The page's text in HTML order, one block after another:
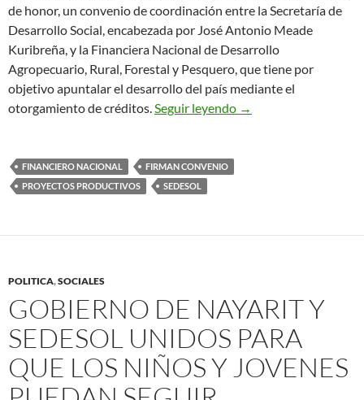
de honor, un convenio de coordinación entre la Secretaría de
Desarrollo Social, encabezada por José Antonio Meade
Kuribreña, y la Financiera Nacional de Desarrollo
Agropecuario, Rural, Forestal y Pesquero, que tiene por
objetivo apuntalar el desarrollo del país mediante el
otorgamiento de créditos.Seguir leyendo Firman Convenio
→
FINANCIERO NACIONAL
FIRMAN CONVENIO
PROYECTOS PRODUCTIVOS
SEDESOL
POLITICA,SOCIALES
GOBIERNO DE NAYARIT Y
SEDESOL UNIDOS PARA
QUE LOS NIÑOS Y JOVENES